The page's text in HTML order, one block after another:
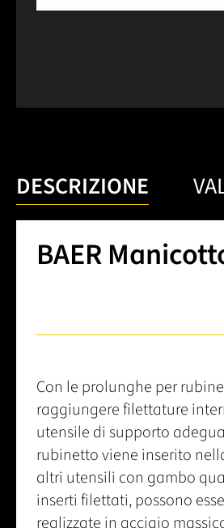
DESCRIZIONE
BAER
Con le prolunghe per
raggiungere filettature
utensile di supporto
rubinetto viene inserito
altri utensili con gambo
inserti filettati, possono
realizzate in acciaio